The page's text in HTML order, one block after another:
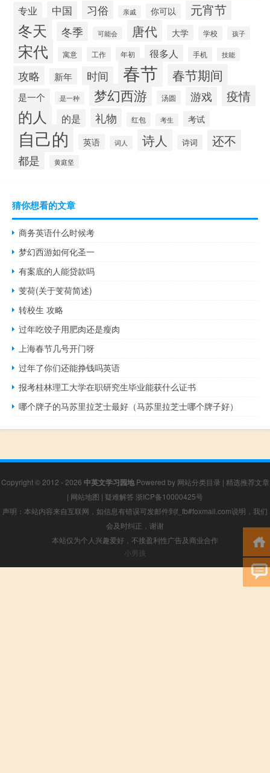
专业 中国 习俗 亲戚 你可以 元宵节
冬天 冬季 可能会 唐代 大学 学校 孩子
宋代 寓意 工作 年初 很多人 手机 技能
攻略 新年 时间 春节 春节期间
是一个 是一种 梦幻西游 汤圆 游戏 疫情
的人 的是 礼物 红包 考生 考试
自己的 英语 词人 诗人 诗词 还不
都是 黄庭坚
猜你想看的文章
商务英语什么时候考
梦幻西游如何化圣一
有案底的人能贷款吗
芰荷(关于芰荷简述)
转校生 攻略
过年吃饺子用肥肉还是瘦肉
上海春节几号开门呀
过年了你们还能挣钱吗英语
报考桂林理工大学在职研究生毕业能获什么证书
哪个牌子的马苏里拉芝士最好（马苏里拉芝士哪个牌子好）
Copyright © 2012 - 2026 中英文学习园地Powered by 网站分类目录 | 精选推荐文章
| 网站地图 | 疑难解答 浙ICP备10000425号
声明：本站内容来自互联网，如信息有错误可发邮件到f_fb#foxmail.com说明，我们
会及时纠正，谢谢
本站仅为个人兴趣爱好，不接盈利性广告及商业合作
小男孩